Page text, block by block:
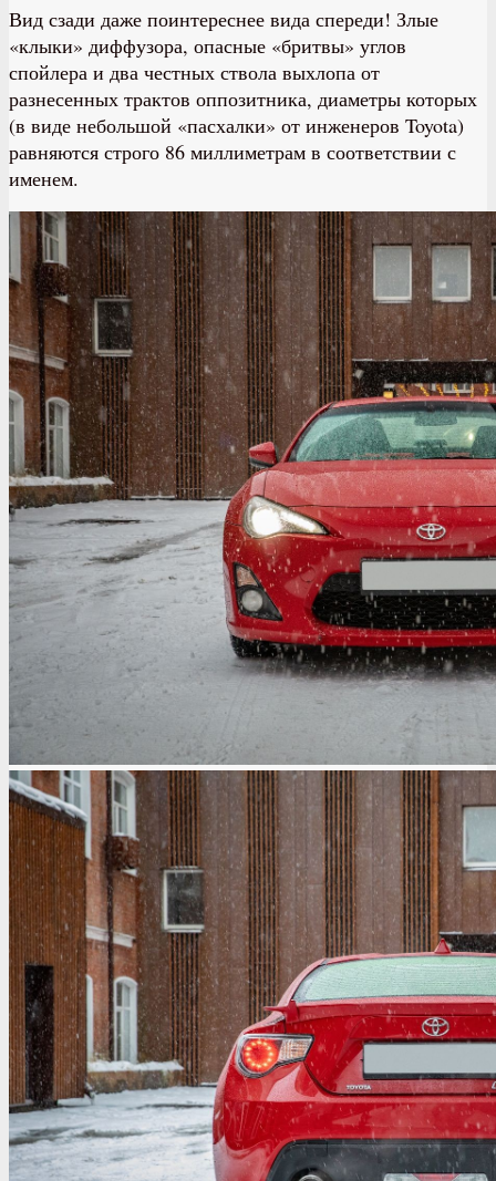
Вид сзади даже поинтереснее вида спереди! Злые
«клыки» диффузора, опасные «бритвы» углов
спойлера и два честных ствола выхлопа от
разнесенных трактов оппозитника, диаметры которых
(в виде небольшой «пасхалки» от инженеров Toyota)
равняются строго 86 миллиметрам в соответствии с
именем.